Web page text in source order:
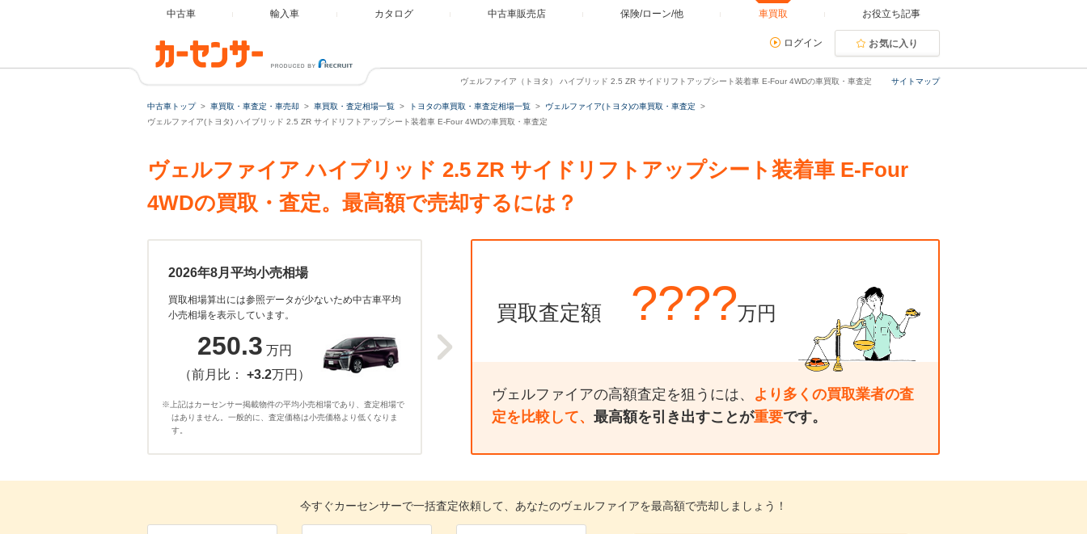
中古車 輸入車 カタログ 中古車販売店 保険/ローン/他 車買取 お役立ち記事
ログイン お気に入り
サイトマップ
ヴェルファイア（トヨタ） ハイブリッド 2.5 ZR サイドリフトアップシート装着車 E-Four 4WDの車買取・車査定
中古車トップ 車買取・車査定・車売却 車買取・査定相場一覧 トヨタの車買取・車査定相場一覧
ヴェルファイア(トヨタ)の車買取・車査定
ヴェルファイア(トヨタ) ハイブリッド 2.5 ZR サイドリフトアップシート装着車 E-Four 4WDの車買取・車査定
ヴェルファイア ハイブリッド 2.5 ZR サイドリフトアップシート装着車 E-Four
4WDの買取・査定。最高額で売却するには？
2026年8月平均小売相場
買取相場算出には参照データが少ないため中古車平均
小売相場を表示しています。
250.3 万円
（前月比： +3.2万円）
※上記はカーセンサー掲載物件の平均小売相場であり、査定相場で
はありません。一般的に、査定価格は小売価格より低くなりま
す。
買取査定額 ????万円
ヴェルファイアの高額査定を狙うには、 より多くの買取業者の査
定を比較して、 最高額を引き出すことが重要です。
今すぐカーセンサーで一括査定依頼して、あなたのヴェルファイアを最高額で売却しましょう！